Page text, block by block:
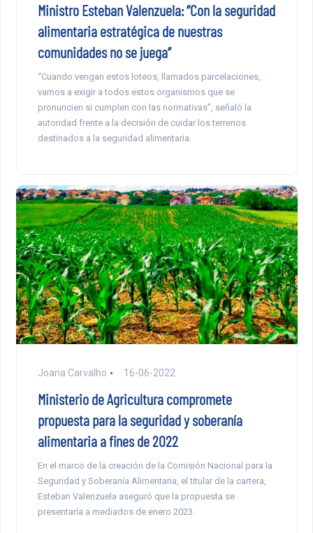
Ministro Esteban Valenzuela: “Con la seguridad
alimentaria estratégica de nuestras
comunidades no se juega”
“Cuando vengan estos loteos, llamados parcelaciones,
vamos a exigir a todos estos organismos que se
pronuncien si cumplen con las normativas”, señaló la
autoridad frente a la decisión de cuidar los terrenos
destinados a la seguridad alimentaria.
Joana Carvalho 16-06-2022
Ministerio de Agricultura compromete
propuesta para la seguridad y soberanía
alimentaria a fines de 2022
En el marco de la creación de la Comisión Nacional para la
Seguridad y Soberanía Alimentaria, el titular de la cartera,
Esteban Valenzuela aseguró que la propuesta se
presentaría a mediados de enero 2023.